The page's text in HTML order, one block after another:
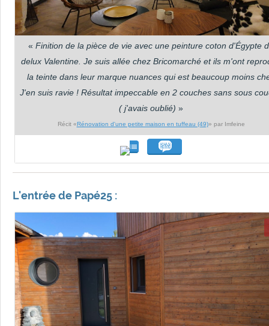
« Finition de la pièce de vie avec une peinture coton d'Égypte
delux Valentine. Je suis allée chez Bricomarché et ils m'ont
la teinte dans leur marque nuances qui est beaucoup moins
J'en suis ravie ! Résultat impeccable en 2 couches sans sous
( j'avais oublié) »
Récit «Rénovation d'une petite maison en tuffeau (49)» par Imfeine
L'entrée de Papé25 :